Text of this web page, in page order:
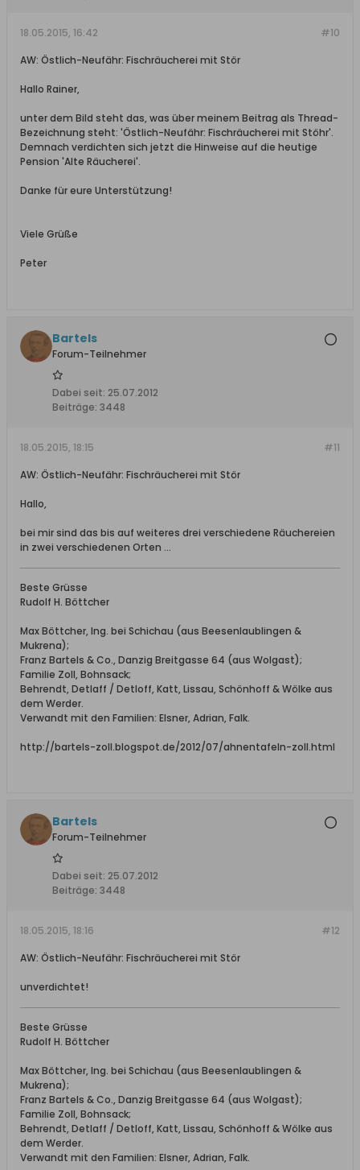
#10
18.05.2015, 16:42
AW: Östlich-Neufähr: Fischräucherei mit Stör
Hallo Rainer,
unter dem Bild steht das, was über meinem Beitrag als Thread-
Bezeichnung steht: 'Östlich-Neufähr: Fischräucherei mit Stöhr'.
Demnach verdichten sich jetzt die Hinweise auf die heutige
Pension 'Alte Räucherei'.
Danke für eure Unterstützung!
Viele Grüße
Peter
Bartels
Forum-Teilnehmer
Dabei seit: 25.07.2012
Beiträge: 3448
#11
18.05.2015, 18:15
AW: Östlich-Neufähr: Fischräucherei mit Stör
Hallo,
bei mir sind das bis auf weiteres drei verschiedene Räuchereien
in zwei verschiedenen Orten ...
Beste Grüsse
Rudolf H. Böttcher
Max Böttcher, Ing. bei Schichau (aus Beesenlaublingen &
Mukrena);
Franz Bartels & Co., Danzig Breitgasse 64 (aus Wolgast);
Familie Zoll, Bohnsack;
Behrendt, Detlaff / Detloff, Katt, Lissau, Schönhoff & Wölke aus
dem Werder.
Verwandt mit den Familien: Elsner, Adrian, Falk.
http://bartels-zoll.blogspot.de/2012/07/ahnentafeln-zoll.html
Bartels
Forum-Teilnehmer
Dabei seit: 25.07.2012
Beiträge: 3448
#12
18.05.2015, 18:16
AW: Östlich-Neufähr: Fischräucherei mit Stör
unverdichtet!
Beste Grüsse
Rudolf H. Böttcher
Max Böttcher, Ing. bei Schichau (aus Beesenlaublingen &
Mukrena);
Franz Bartels & Co., Danzig Breitgasse 64 (aus Wolgast);
Familie Zoll, Bohnsack;
Behrendt, Detlaff / Detloff, Katt, Lissau, Schönhoff & Wölke aus
dem Werder.
Verwandt mit den Familien: Elsner, Adrian, Falk.